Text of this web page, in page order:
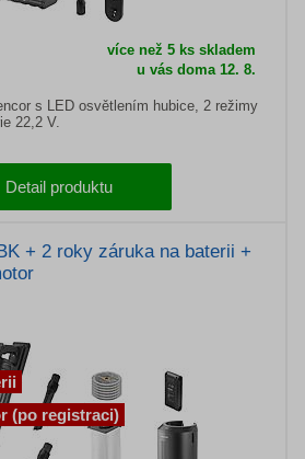
více než 5 ks skladem
u vás doma 12. 8.
s LED osvětlením hubice, 2 režimy
22,2 V.
Detail produktu
+ 2 roky záruka na baterii +
(po registraci)